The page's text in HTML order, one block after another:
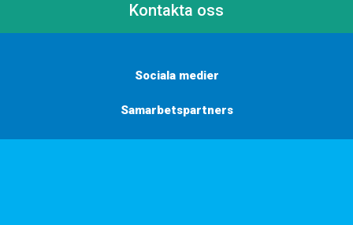
Kontakta oss
Sociala medier
Samarbetspartners